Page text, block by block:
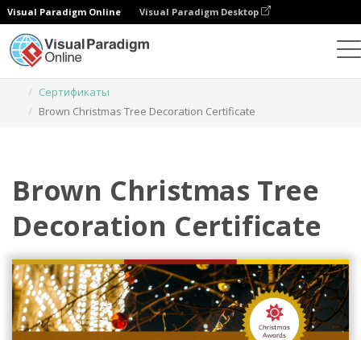
Visual Paradigm Online Visual Paradigm Desktop
Сертификаты
Brown Christmas Tree Decoration Certificate
Brown Christmas Tree
Decoration Certificate